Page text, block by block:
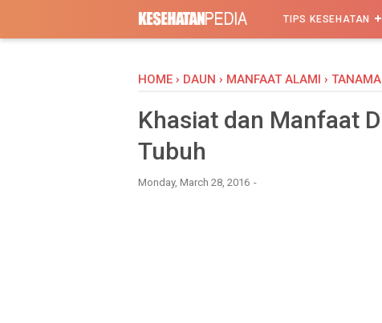
TIPS KESEHATAN
HOME › DAUN › MANFAAT ALAMI ›
Khasiat dan Manfaat
Tubuh
Monday, March 28, 2016